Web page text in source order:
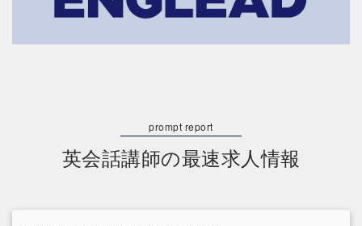
英会話講師の最速求人情報